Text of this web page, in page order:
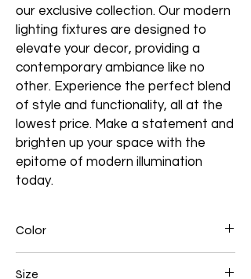
our exclusive collection. Our modern
lighting fixtures are designed to
elevate your decor, providing a
contemporary ambiance like no
other. Experience the perfect blend
of style and functionality, all at the
lowest price. Make a statement and
brighten up your space with the
epitome of modern illumination
today.
Color
Size